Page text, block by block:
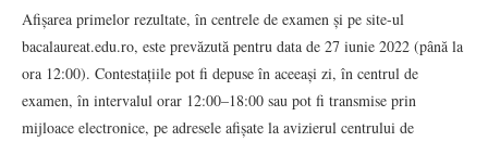
Afișarea primelor rezultate, în centrele de examen și pe site-ul
bacalaureat.edu.ro, este prevăzută pentru data de 27 iunie 2022 (până la
ora 12:00). Contestațiile pot fi depuse în aceeași zi, în centrul de
examen, în intervalul orar 12:00–18:00 sau pot fi transmise prin
mijloace electronice, pe adresele afișate la avizierul centrului de